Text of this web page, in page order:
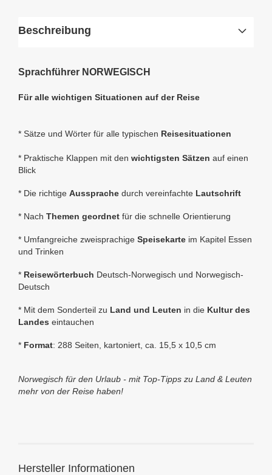
Beschreibung
Sprachführer NORWEGISCH
Für alle wichtigen Situationen auf der Reise
* Sätze und Wörter für alle typischen Reisesituationen
* Praktische Klappen mit den wichtigsten Sätzen auf einen
Blick
* Die richtige Aussprache durch vereinfachte Lautschrift
* Nach Themen geordnet für die schnelle Orientierung
* Umfangreiche zweisprachige Speisekarte im Kapitel Essen
und Trinken
* Reisewörterbuch Deutsch-Norwegisch und Norwegisch-
Deutsch
* Mit dem Sonderteil zu Land und Leuten in die Kultur des
Landes eintauchen
* Format: 288 Seiten, kartoniert, ca. 15,5 x 10,5 cm
Norwegisch für den Urlaub - mit Top-Tipps zu Land & Leuten
mehr von der Reise haben!
Hersteller Informationen